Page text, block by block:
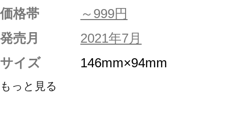
価格帯
～999円
発売月
2021年7月
サイズ
146mm×94mm
もっと見る